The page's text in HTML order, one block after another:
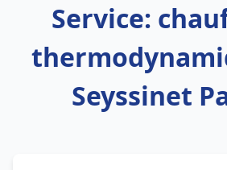
Service:
Seyssinet